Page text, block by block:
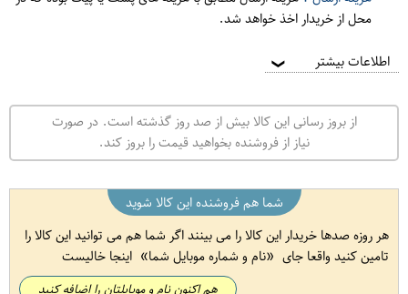
محل از خریدار اخذ خواهد شد.
اطلاعات بیشتر ❯
از بروز رسانی این کالا بیش از صد روز گذشته است. در صورت
نیاز از فروشنده بخواهید قیمت را بروز کند.
شما هم فروشنده این کالا شوید
هر روزه صدها خریدار این کالا را می بینند اگر شما هم می توانید این کالا را
تامین کنید واقعا جای
نام و شماره موبایل شما اینجا خالیست
هم اکنون نام و موبایلتان را اضافه کنید